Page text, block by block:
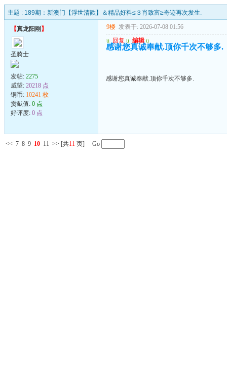
主题 : 189期：新澳门【浮世清歡】＆精品好料≤３肖致富≥奇迹再次发生.
【真龙阳刚 】
圣骑士
发帖: 2275
威望: 20218 点
铜币: 10241 枚
贡献值: 0 点
好评度: 0 点
9楼 发表于: 2026-07-08 01:56
u 回复 u 编辑 u
感谢您真诚奉献.顶你千次不够多.
感谢您真诚奉献.顶你千次不够多.
<< 7 8 9 10 11 >> [共11 页] Go